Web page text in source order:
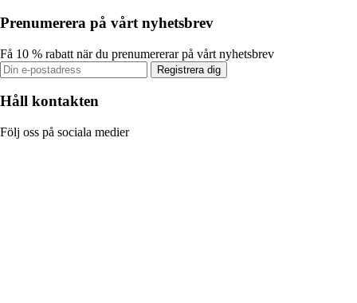
Prenumerera på vårt nyhetsbrev
Få 10 % rabatt när du prenumererar på vårt nyhetsbrev
Registrera dig
Håll kontakten
Följ oss på sociala medier